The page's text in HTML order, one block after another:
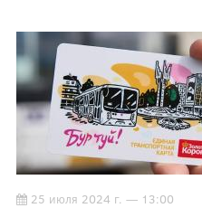
25 июля 2024 г. — 13:00